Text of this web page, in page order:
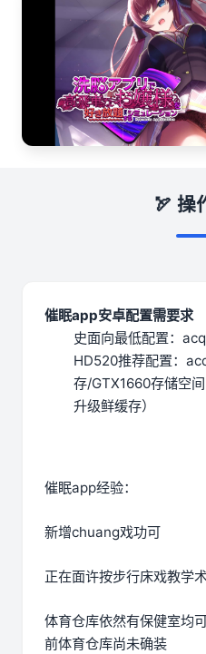
🏹 操
催眠app安卓配置需要求
​史面向最低配置​：
HD520​推荐配置​：
存/GTX1660​存储空间​
升级鲜缓存）
催眠app经验：
新增chuang戏功可
正在面许按步行床戏教学
体育仓库依然有保健室均
前体育仓库尚未确装